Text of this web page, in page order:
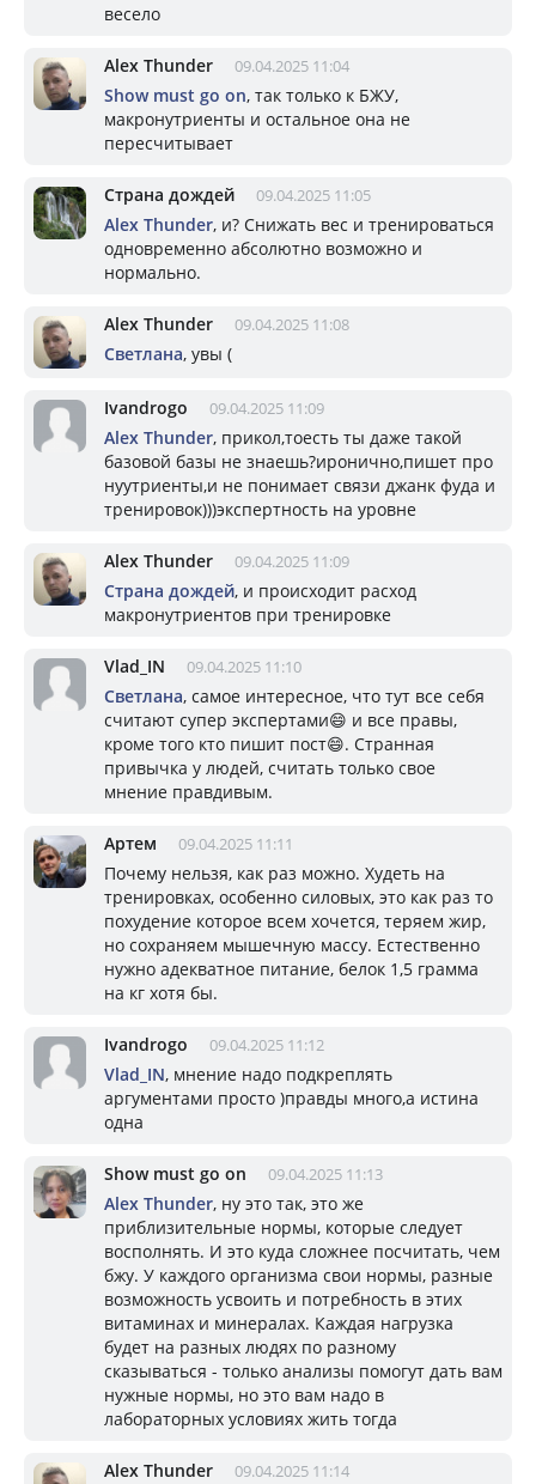
весело
Alex Thunder 09.04.2025 11:04
Show must go on, так только к БЖУ,
макронутриенты и остальное она не
пересчитывает
Страна дождей 09.04.2025 11:05
Alex Thunder, и? Снижать вес и тренироваться
одновременно абсолютно возможно и
нормально.
Alex Thunder 09.04.2025 11:08
Светлана, увы (
Ivandrogo 09.04.2025 11:09
Alex Thunder, прикол,тоесть ты даже такой
базовой базы не знаешь?иронично,пишет про
нуутриенты,и не понимает связи джанк фуда и
тренировок)))экспертность на уровне
Alex Thunder 09.04.2025 11:09
Страна дождей, и происходит расход
макронутриентов при тренировке
Vlad_IN 09.04.2025 11:10
Светлана, самое интересное, что тут все себя
считают супер экспертами😄 и все правы,
кроме того кто пишит пост😄. Странная
привычка у людей, считать только свое
мнение правдивым.
Артем 09.04.2025 11:11
Почему нельзя, как раз можно. Худеть на
тренировках, особенно силовых, это как раз то
похудение которое всем хочется, теряем жир,
но сохраняем мышечную массу. Естественно
нужно адекватное питание, белок 1,5 грамма
на кг хотя бы.
Ivandrogo 09.04.2025 11:12
Vlad_IN, мнение надо подкреплять
аргументами просто )правды много,а истина
одна
Show must go on 09.04.2025 11:13
Alex Thunder, ну это так, это же
приблизительные нормы, которые следует
восполнять. И это куда сложнее посчитать, чем
бжу. У каждого организма свои нормы, разные
возможность усвоить и потребность в этих
витаминах и минералах. Каждая нагрузка
будет на разных людях по разному
сказываться - только анализы помогут дать вам
нужные нормы, но это вам надо в
лабораторных условиях жить тогда
Alex Thunder 09.04.2025 11:14